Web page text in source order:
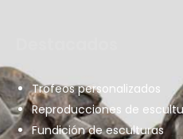
Trofeos personalizados
Reproducciones de
Fundición de esculturas